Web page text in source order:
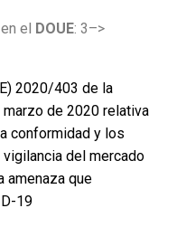
el DOUE: 3–>
2020/403 de la
de 2020 relativa
conformidad y los
del mercado
amenaza que
19